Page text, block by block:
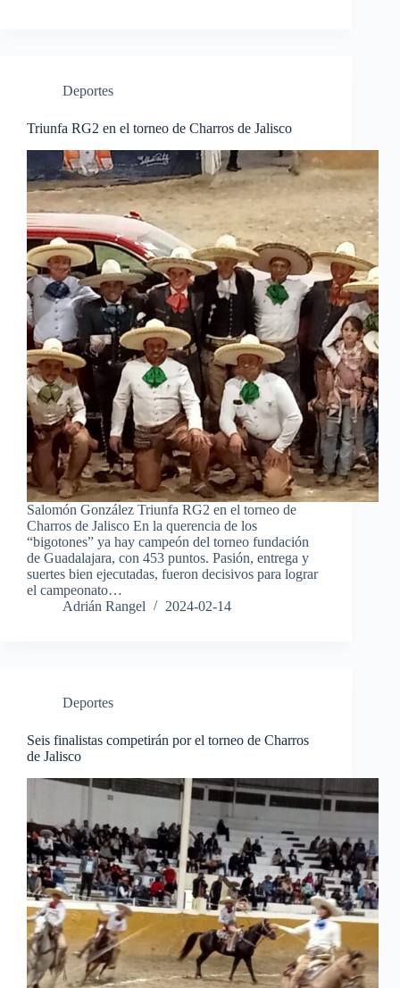
Deportes
Triunfa RG2 en el torneo de Charros de Jalisco
Salomón González Triunfa RG2 en el torneo de
Charros de Jalisco En la querencia de los
“bigotones” ya hay campeón del torneo fundación
de Guadalajara, con 453 puntos. Pasión, entrega y
suertes bien ejecutadas, fueron decisivos para lograr
el campeonato…
Adrián Rangel
2024-02-14
Deportes
Seis finalistas competirán por el torneo de Charros
de Jalisco